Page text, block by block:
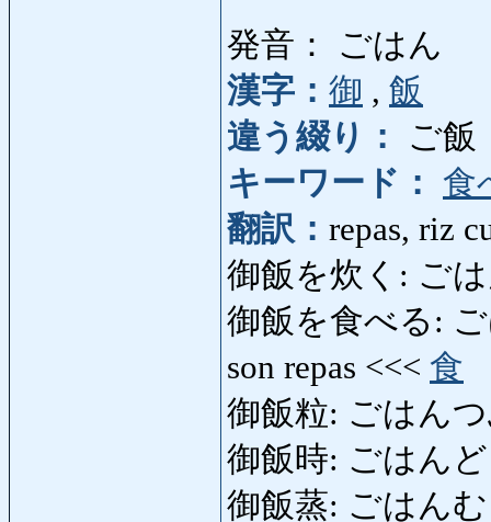
発音： ごはん
漢字： 御 , 飯
違う綴り：
ご飯
キーワード：
食
翻訳： repas, riz
御飯を炊く: ご
御飯を食べる: ご
son repas <<< 食
御飯粒: ごはん
御飯時: ごはんど
御飯蒸: ごはんむ